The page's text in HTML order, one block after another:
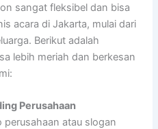
sangat fleksibel dan bisa
acara di Jakarta, mulai dari
Berikut adalah
lebih meriah dan berkesan
Perusahaan
atau slogan